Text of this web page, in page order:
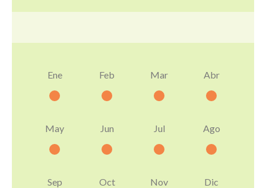
Ene Feb Mar Abr
May Jun Jul Ago
Sep Oct Nov Dic